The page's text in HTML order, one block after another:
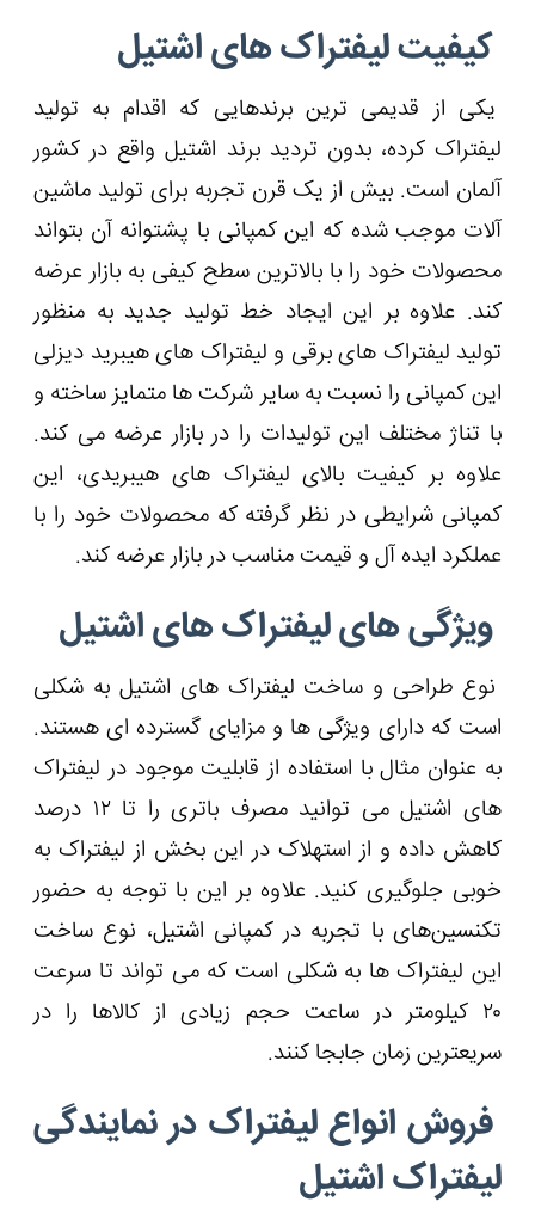
کیفیت لیفتراک های اشتیل
یکی از قدیمی ترین برندهایی که اقدام به تولید
لیفتراک کرده، بدون تردید برند اشتیل واقع در کشور
آلمان است. بیش از یک قرن تجربه برای تولید ماشین
آلات موجب شده که این کمپانی با پشتوانه آن بتواند
محصولات خود را با بالاترین سطح کیفی به بازار عرضه
کند. علاوه بر این ایجاد خط تولید جدید به منظور
تولید لیفتراک های برقی و لیفتراک های هیبرید دیزلی
این کمپانی را نسبت به سایر شرکت ها متمایز ساخته و
با تناژ مختلف این تولیدات را در بازار عرضه می کند.
علاوه بر کیفیت بالای لیفتراک های هیبریدی، این
کمپانی شرایطی در نظر گرفته که محصولات خود را با
عملکرد ایده آل و قیمت مناسب در بازار عرضه کند.
ویژگی های لیفتراک های اشتیل
نوع طراحی و ساخت لیفتراک های اشتیل به شکلی
است که دارای ویژگی ها و مزایای گسترده ای هستند.
به عنوان مثال با استفاده از قابلیت موجود در لیفتراک
های اشتیل می توانید مصرف باتری را تا ۱۲ درصد
کاهش داده و از استهلاک در این بخش از لیفتراک به
خوبی جلوگیری کنید. علاوه بر این با توجه به حضور
تکنسین‌های با تجربه در کمپانی اشتیل، نوع ساخت
این لیفتراک ها به شکلی است که می تواند تا سرعت
۲۰ کیلومتر در ساعت حجم زیادی از کالاها را در
سریعترین زمان جابجا کنند.
فروش انواع لیفتراک در نمایندگی
لیفتراک اشتیل